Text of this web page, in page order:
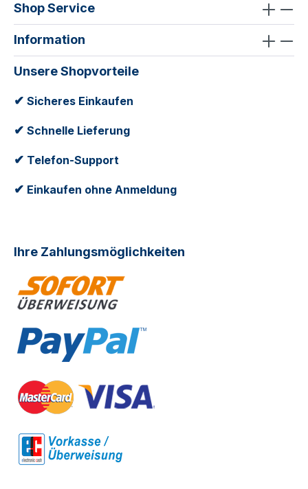
Shop Service
Information
Unsere Shopvorteile
✔ Sicheres Einkaufen
✔ Schnelle Lieferung
✔ Telefon-Support
✔ Einkaufen ohne Anmeldung
Ihre Zahlungsmöglichkeiten